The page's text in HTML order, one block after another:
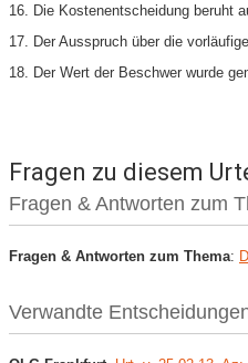
16. Die Kostenentscheidung beruht
17. Der Ausspruch über die
18. Der Wert der Beschwer wurde
Fragen zu diesem
Fragen & Antworten zum
Fragen & Antworten zum Thema:
Verwandte